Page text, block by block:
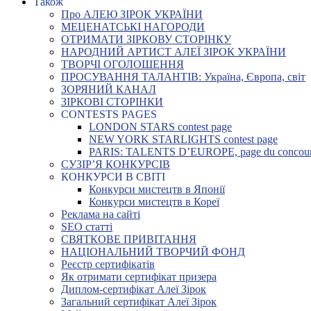
Про АЛЕЮ ЗІРОК УКРАЇНИ
МЕЦЕНАТСЬКІ НАГОРОДИ
ОТРИМАТИ ЗІРКОВУ СТОРІНКУ
НАРОДНИЙ АРТИСТ АЛЕЇ ЗІРОК УКРАЇНИ
ТВОРЧІ ОГОЛОШЕННЯ
ПРОСУВАННЯ ТАЛАНТІВ: Україна, Європа, світ
ЗОРЯНИЙ КАНАЛ
ЗІРКОВІ СТОРІНКИ
CONTESTS PAGES
LONDON STARS contest page
NEW YORK STARLIGHTS contest page
PARIS: TALENTS D’EUROPE, page du
СУЗІР’Я КОНКУРСІВ
КОНКУРСИ В СВІТІ
Конкурси мистецтв в Японії
Конкурси мистецтв в Кореї
Реклама на сайті
SEO статті
СВЯТКОВЕ ПРИВІТАННЯ
НАЦІОНАЛЬНИЙ ТВОРЧИЙ ФОНД
Реєстр сертифікатів
Як отримати сертифікат призера
Диплом-сертифікат Алеї Зірок
Загальний сертифікат Алеї Зірок